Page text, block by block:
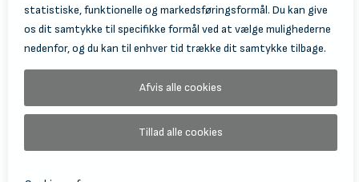
© 2026 Holbæk Kulturskole
Tilgængelighedserklæring
Information Om Behandling Af Personoplysninger